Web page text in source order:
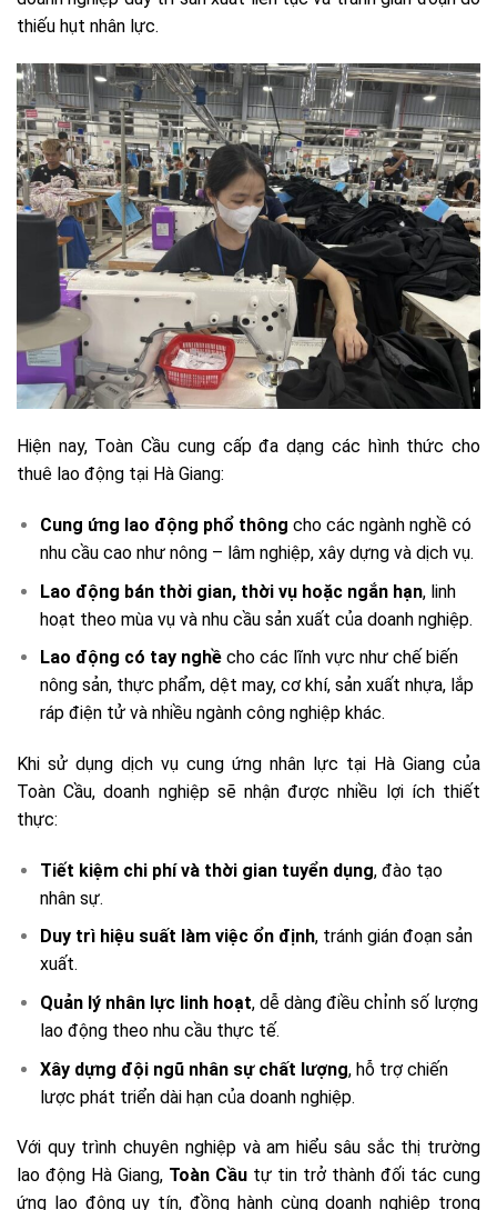
thiếu hụt nhân lực.
Hiện nay, Toàn Cầu cung cấp đa dạng các hình thức cho
thuê lao động tại Hà Giang:
Cung ứng lao động phổ thông cho các ngành nghề có
nhu cầu cao như nông – lâm nghiệp, xây dựng và dịch vụ.
Lao động bán thời gian, thời vụ hoặc ngắn hạn, linh
hoạt theo mùa vụ và nhu cầu sản xuất của doanh nghiệp.
Lao động có tay nghềcho các lĩnh vực như chế biến
nông sản, thực phẩm, dệt may, cơ khí, sản xuất nhựa, lắp
ráp điện tử và nhiều ngành công nghiệp khác.
Khi sử dụng dịch vụ cung ứng nhân lực tại Hà Giang của
Toàn Cầu, doanh nghiệp sẽ nhận được nhiều lợi ích thiết
thực:
Tiết kiệm chi phí và thời gian tuyển dụng, đào tạo
nhân sự.
Duy trì hiệu suất làm việc ổn định, tránh gián đoạn sản
xuất.
Quản lý nhân lực linh hoạt, dễ dàng điều chỉnh số lượng
lao động theo nhu cầu thực tế.
Xây dựng đội ngũ nhân sự chất lượng, hỗ trợ chiến
lược phát triển dài hạn của doanh nghiệp.
Với quy trình chuyên nghiệp và am hiểu sâu sắc thị trường
lao động Hà Giang, Toàn Cầu tự tin trở thành đối tác cung
ứng lao động uy tín, đồng hành cùng doanh nghiệp trong